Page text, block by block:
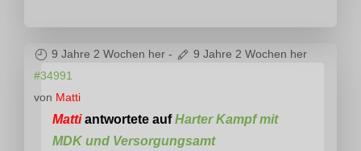
9 Jahre 2 Wochen her -
9 Jahre 2 Wochen her
#34991
von Matti
Mattiantwortete aufHarter Kampf mit
MDK und Versorgungsamt